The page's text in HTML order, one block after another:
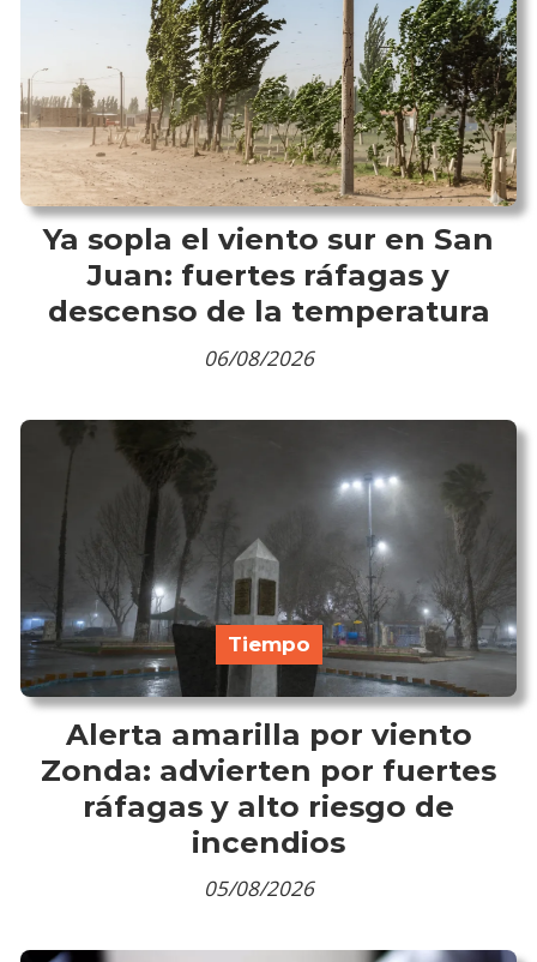
Ya sopla el viento sur en San
Juan: fuertes ráfagas y
descenso de la temperatura
06/08/2026
Alerta amarilla por viento
Zonda: advierten por fuertes
ráfagas y alto riesgo de
incendios
Tiempo
05/08/2026